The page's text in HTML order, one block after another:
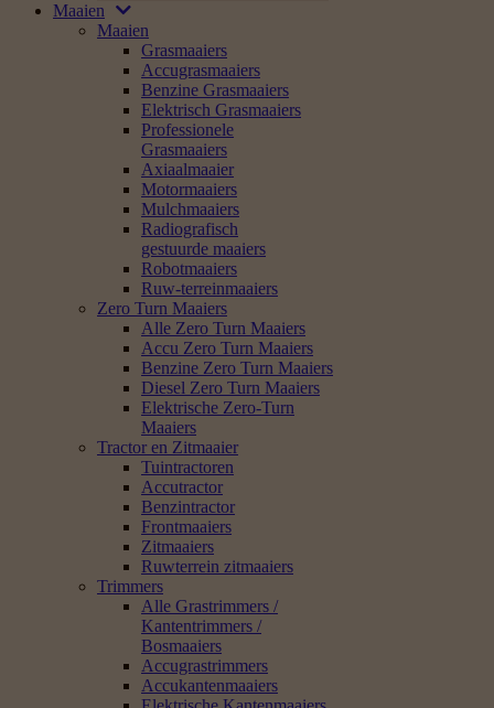
Maaien
Maaien
Grasmaaiers
Accugrasmaaiers
Benzine Grasmaaiers
Elektrisch Grasmaaiers
Professionele
Grasmaaiers
Axiaalmaaier
Motormaaiers
Mulchmaaiers
Radiografisch
gestuurde maaiers
Robotmaaiers
Ruw-terreinmaaiers
Zero Turn Maaiers
Alle Zero Turn Maaiers
Accu Zero Turn Maaiers
Benzine Zero Turn Maaiers
Diesel Zero Turn Maaiers
Elektrische Zero-Turn
Maaiers
Tractor en Zitmaaier
Tuintractoren
Accutractor
Benzintractor
Frontmaaiers
Zitmaaiers
Ruwterrein zitmaaiers
Trimmers
Alle Grastrimmers /
Kantentrimmers /
Bosmaaiers
Accugrastrimmers
Accukantenmaaiers